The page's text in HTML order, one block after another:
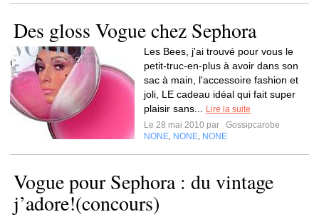
Des gloss Vogue chez Sephora
Les Bees, j'ai trouvé pour vous le
petit-truc-en-plus à avoir dans son
sac à main, l'accessoire fashion et
joli, LE cadeau idéal qui fait super
plaisir sans...
Lire la suite
Le 28 mai 2010 par
Gossipcarobe
NONE NONE NONE
Vogue pour Sephora : du vintage
j’adore!(concours)